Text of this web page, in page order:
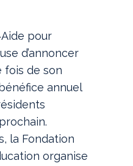
pour
d’annoncer
fois de son
annuel
la Fondation
organise